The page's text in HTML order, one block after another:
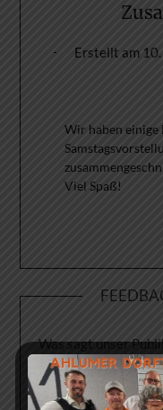
Erstellt am
Wir haben einige
Viel Spaß!
Was sagt unser
->Hier geht´s direkt